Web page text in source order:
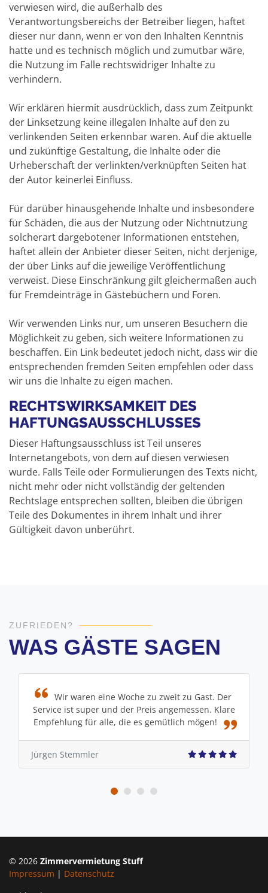
verwiesen wird, die außerhalb des
Verantwortungsbereichs der Betreiber liegen, haftet
dieser nur dann, wenn er von den Inhalten Kenntnis
hatte und es technisch möglich und zumutbar wäre,
die Nutzung im Falle rechtswidriger Inhalte zu
verhindern.
Wir erklären hiermit ausdrücklich, dass zum Zeitpunkt
der Linksetzung keine illegalen Inhalte auf den zu
verlinkenden Seiten erkennbar waren. Auf die aktuelle
und zukünftige Gestaltung, die Inhalte oder die
Urheberschaft der verlinkten/verknüpften Seiten hat
der Autor keinerlei Einfluss.
Für darüber hinausgehende Inhalte und insbesondere
für Schäden, die aus der Nutzung oder Nichtnutzung
solcherart dargebotener Informationen entstehen,
haftet allein der Anbieter dieser Seiten, nicht derjenige,
der über Links auf die jeweilige Veröffentlichung
verweist. Diese Einschränkung gilt gleichermaßen auch
für Fremdeinträge in Gästebüchern und Foren.
Wir verwenden Links nur, um unseren Besuchern die
Möglichkeit zu geben, sich weitere Informationen zu
beschaffen. Ein Link bedeutet jedoch nicht, dass wir die
entsprechenden fremden Seiten empfehlen oder dass
wir uns die Inhalte zu eigen machen.
RECHTSWIRKSAMKEIT DES
HAFTUNGSAUSSCHLUSSES
Dieser Haftungsausschluss ist Teil unseres
Internetangebots, von dem auf diesen verwiesen
wurde. Falls Teile oder Formulierungen des Texts nicht,
nicht mehr oder nicht vollständig der geltenden
Rechtslage entsprechen sollten, bleiben die übrigen
Teile des Dokumentes in ihrem Inhalt und ihrer
Gültigkeit davon unberührt.
ZUFRIEDEN?
WAS GÄSTE SAGEN
eine Woche zu zweit zu Gast. Der
super und der Preis angemessen. Klare
für alle, die es gemütlich mögen!
gemütliche
und
Anja
© 2026 Zimmervermietung Stuff
Impressum | Datenschutz